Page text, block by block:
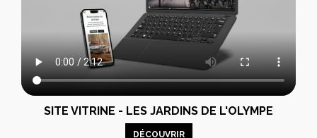
SITE VITRINE - LES JARDINS DE L'OLYMPE
DÉCOUVRIR